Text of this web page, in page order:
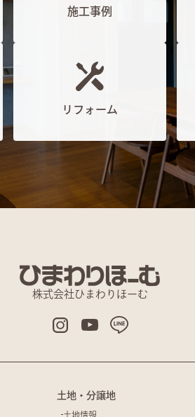
施工事例
リフォーム
株式会社ひまわりほーむ
土地・分譲地
土地情報